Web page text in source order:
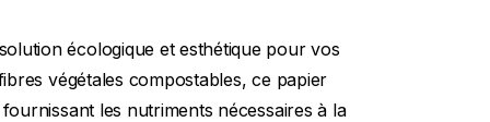
écologique et esthétique pour vos
végétales compostables, ce papier
les nutriments nécessaires à la